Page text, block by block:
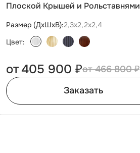
Плоской Крышей и Рольставнями
Размер (ДxШxВ):2,3х2,2х2,4
Цвет:
466 800 ₽
от 405 900 ₽
Заказать